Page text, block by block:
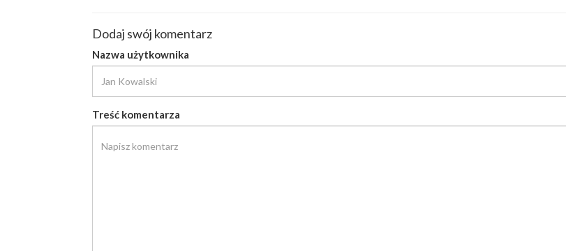
Dodaj swój komentarz
Nazwa użytkownika
Treść komentarza